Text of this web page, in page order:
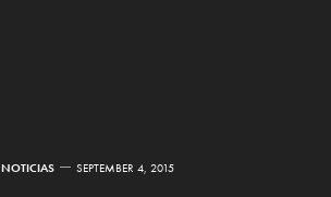
NOTICIAS SEPTEMBER 4, 2015